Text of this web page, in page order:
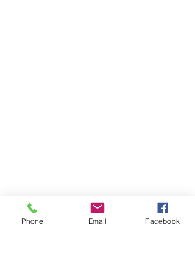
Phone Email Facebook